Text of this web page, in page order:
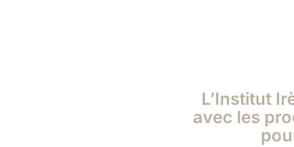
L’Institut
avec les